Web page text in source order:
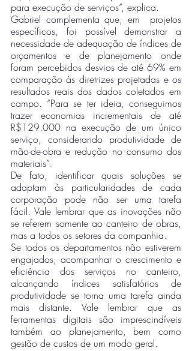
para execução de serviços”, explica.
Gabriel complementa que, em  projetos
específicos, foi possível demonstrar a
necessidade de adequação de índices de
orçamentos e de planejamento onde
foram percebidos desvios de até 69% em
comparação às diretrizes projetadas e os
resultados reais dos dados coletados em
campo. “Para se ter ideia, conseguimos
trazer economias incrementais de até
R$129.000 na execução de um único
serviço, considerando produtividade de
mão-de-obra e redução no consumo dos
materiais”.
De fato, identificar quais soluções se
adaptam às particularidades de cada
corporação pode não ser uma tarefa
fácil. Vale lembrar que as inovações não
se referem somente ao canteiro de obras,
mas a todos os setores da companhia.
Se todos os departamentos não estiverem
engajados, acompanhar o crescimento e
eficiência dos serviços no canteiro,
alcançando índices satisfatórios de
produtividade se torna uma tarefa ainda
mais distante. Vale lembrar que as
ferramentas digitais são imprescindíveis
também ao planejamento, bem como
gestão de custos de um modo geral.